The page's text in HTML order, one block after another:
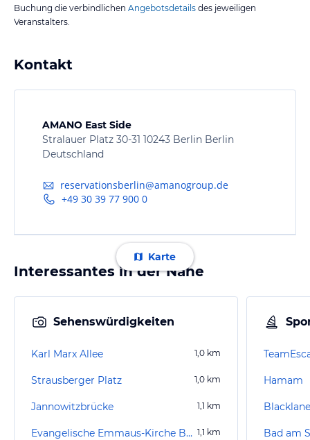
Buchung die verbindlichen Angebotsdetails des jeweiligen
Veranstalters.
Kontakt
AMANO East Side
Stralauer Platz 30-31 10243 Berlin Berlin
Deutschland
reservationsberlin@amanogroup.de
+49 30 39 77 900 0
Karte
Interessantes in der Nähe
Sehenswürdigkeiten
Karl Marx Allee 1,0 km
Strausberger Platz 1,0 km
Jannowitzbrücke 1,1 km
Evangelische Emmaus-Kirche Berlin Kreuzberg 1,1 km
Hamam
Bad am